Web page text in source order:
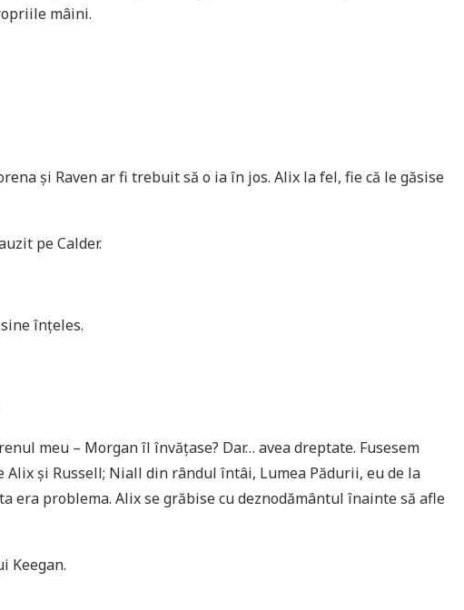
mâini.
şi Raven ar fi trebuit să o ia în jos. Alix la fel, fie că le găsise
pe Calder.
înţeles.
meu – Morgan îl învăţase? Dar… avea dreptate. Fusesem
şi Russell; Niall din rândul întâi, Lumea Pădurii, eu de la
era problema. Alix se grăbise cu deznodământul înainte să afle
Keegan.